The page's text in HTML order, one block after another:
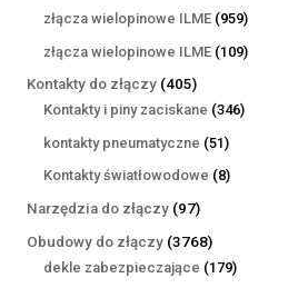
produktów
złącza wielopinowe ILME 959959
produktów
złącza wielopinowe ILME 109109
Kontakty do złączy 405405
produktów
Kontakty i piny zaciskane 346346
kontakty pneumatyczne 5151
produktów
Kontakty światłowodowe 88
Narzędzia do złączy 9797
produktów
Obudowy do złączy 37683768
produktów
dekle zabezpieczające 179179